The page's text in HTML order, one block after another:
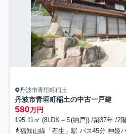
丹波市青垣町稲土
丹波市青垣町稲土の中古一戸建
580万円
195.11㎡ (8LDK＋S(納戸)) /築37年 /2
福知山線「石生」駅 バス45分 神姫バス「文室（